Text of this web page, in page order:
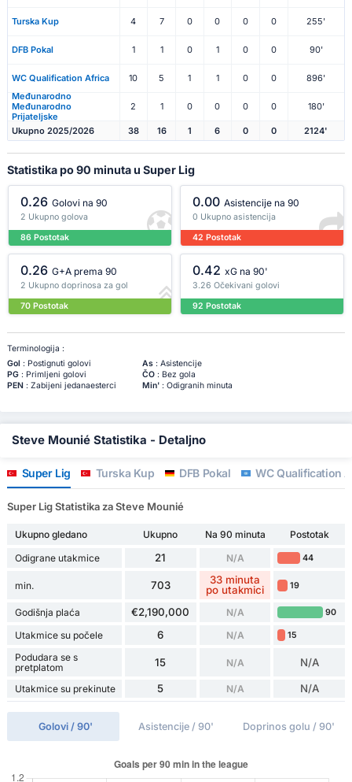
Turska Kup 4 7 0 0 0 0 255'
DFB Pokal 1 1 0 1 0 0 90'
WC Qualification Africa 10 5 1 1 0 0
896'
Međunarodno
Međunarodno
Prijateljske
2 1 0 0 0 0 180'
Ukupno 2025/2026 38 16 1 6 0 0 2124'
Statistika po 90 minuta u Super Lig
0.26 Golovi na 90
2 Ukupno golova
86 Postotak
0.00 Asistencije na 90
0 Ukupno asistencija
42 Postotak
0.26 G+A prema 90
2 Ukupno doprinosa za gol
70 Postotak
0.42 xG na 90'
3.26 Očekivani golovi
92 Postotak
Terminologija :
Gol : Postignuti golovi As: Asistencije
PG: Primljeni golovi ČO: Bez gola
PEN: Zabijeni jedanaesterci Min': Odigranih minuta
Steve Mounié Statistika - Detaljno
Super Lig Turska Kup DFB Pokal WC Qualification
Super Lig Statistika za Steve Mounié
Ukupno gledano Ukupno Na 90 minuta
Postotak
Odigrane utakmice
21 N/A 44
min. 703
33 minuta
po utakmici
19
Godišnja plaća €2,190,000 N/A 90
Utakmice su počele 6 N/A 15
Podudara se s
pretplatom
15 N/A N/A
Utakmice su prekinute 5 N/A N/A
Golovi / 90' Asistencije / 90' Doprinos golu / 90'